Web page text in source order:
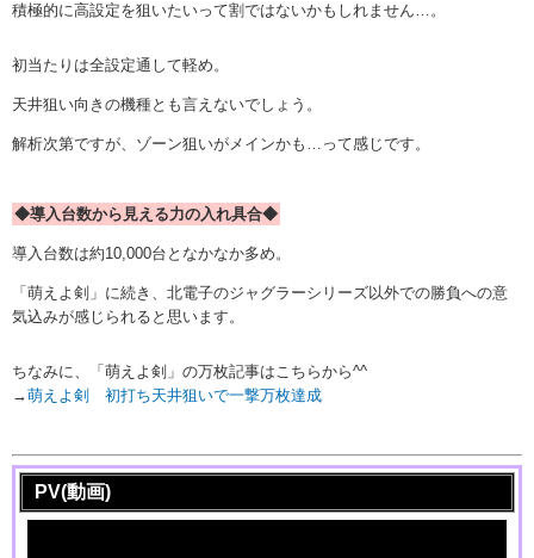
積極的に高設定を狙いたいって割ではないかもしれません…。
初当たりは全設定通して軽め。
天井狙い向きの機種とも言えないでしょう。
解析次第ですが、ゾーン狙いがメインかも…って感じです。
◆導入台数から見える力の入れ具合◆
導入台数は約10,000台となかなか多め。
「萌えよ剣」に続き、北電子のジャグラーシリーズ以外での勝負への意
気込みが感じられると思います。
ちなみに、「萌えよ剣」の万枚記事はこちらから^^
→萌えよ剣 初打ち天井狙いで一撃万枚達成
PV(動画)